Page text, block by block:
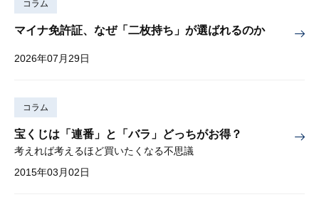
コラム
マイナ免許証、なぜ「二枚持ち」が選ばれるのか
2026年07月29日
コラム
宝くじは「連番」と「バラ」どっちがお得？
考えれば考えるほど買いたくなる不思議
2015年03月02日